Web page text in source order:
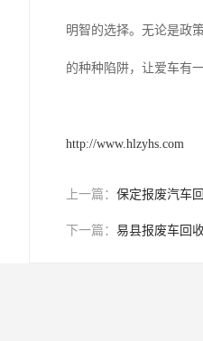
明智的选择。无论是政
的种种陷阱，让爱车有
http://www.hlzyhs.com
上一篇： 保定报废汽车
下一篇： 易县报废车回